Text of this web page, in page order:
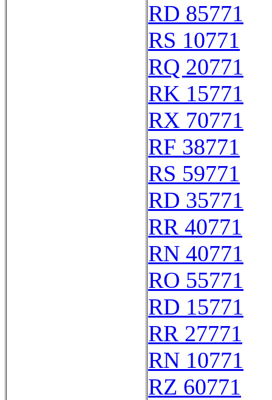
RD 85771
RS 10771
RQ 20771
RK 15771
RX 70771
RF 38771
RS 59771
RD 35771
RR 40771
RN 40771
RO 55771
RD 15771
RR 27771
RN 10771
RZ 60771